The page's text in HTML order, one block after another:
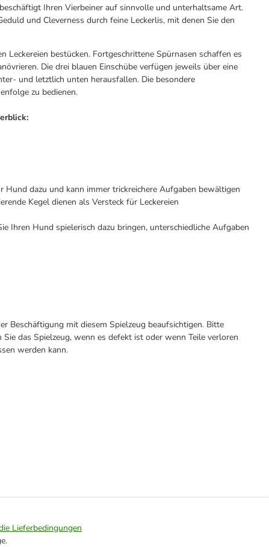
Ihren Vierbeiner auf sinnvolle und unterhaltsame Art.
und Cleverness durch feine Leckerlis, mit denen Sie den
Leckereien bestücken. Fortgeschrittene Spürnasen schaffen es
Die drei blauen Einschübe verfügen jeweils über eine
und letztlich unten herausfallen. Die besondere
zu bedienen.
dazu und kann immer trickreichere Aufgaben bewältigen
Kegel dienen als Versteck für Leckereien
Ihren Hund spielerisch dazu bringen, unterschiedliche Aufgaben
Beschäftigung mit diesem Spielzeug beaufsichtigen. Bitte
das Spielzeug, wenn es defekt ist oder wenn Teile verloren
werden kann.
Lieferbedingungen